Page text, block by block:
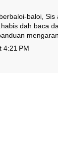
baloi, Sis
dah baca
4:21 PM